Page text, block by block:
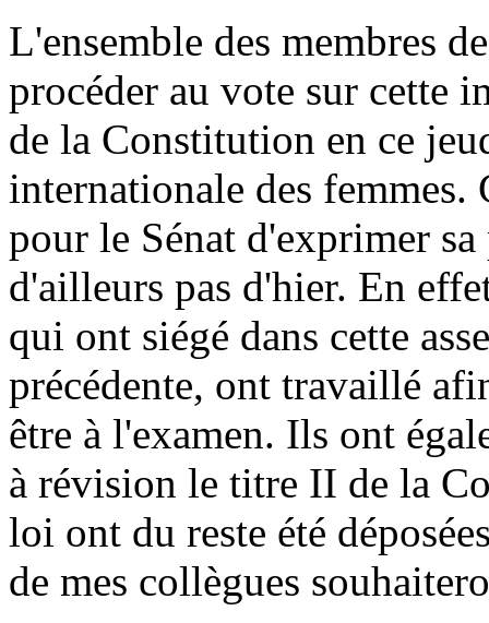
L'ensemble des membres
procéder au vote sur cette
de la Constitution en ce
internationale des
pour le Sénat d'exprimer
d'ailleurs pas d'hier. En
qui ont siégé dans cette
précédente, ont travaillé
être à l'examen. Ils ont
à révision le titre II de la
loi ont du reste été
de mes collègues